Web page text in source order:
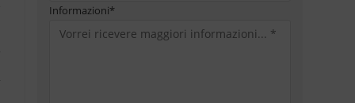
Informazioni*